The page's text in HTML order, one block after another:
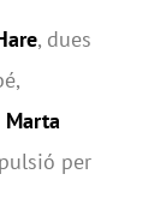
, dues
Marta
per